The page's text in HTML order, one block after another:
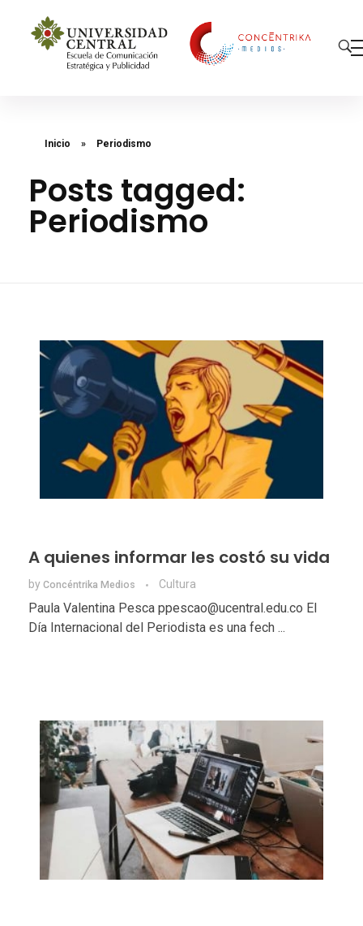
Inicio » Periodismo
Posts tagged:
Periodismo
A quienes informar les costó su vida
by Concéntrika Medios Cultura
Paula Valentina Pesca ppescao@ucentral.edu.co El
Día Internacional del Periodista es una fech ...